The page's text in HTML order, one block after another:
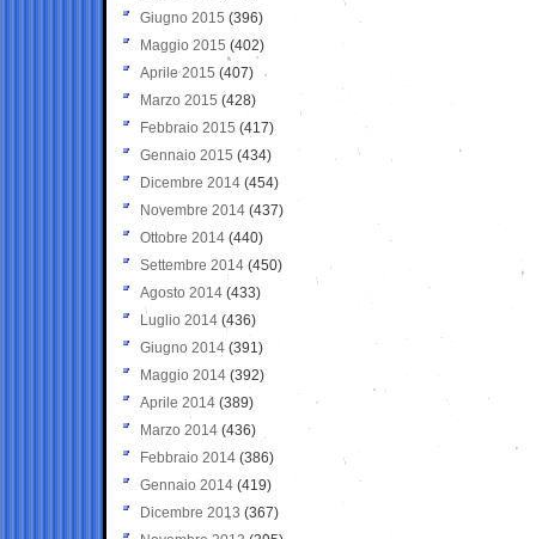
Giugno 2015 (396)
Maggio 2015 (402)
Aprile 2015 (407)
Marzo 2015 (428)
Febbraio 2015 (417)
Gennaio 2015 (434)
Dicembre 2014 (454)
Novembre 2014 (437)
Ottobre 2014 (440)
Settembre 2014 (450)
Agosto 2014 (433)
Luglio 2014 (436)
Giugno 2014 (391)
Maggio 2014 (392)
Aprile 2014 (389)
Marzo 2014 (436)
Febbraio 2014 (386)
Gennaio 2014 (419)
Dicembre 2013 (367)